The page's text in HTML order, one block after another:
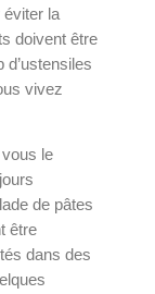
la
doivent être
vivez
le
de pâtes
être
dans des